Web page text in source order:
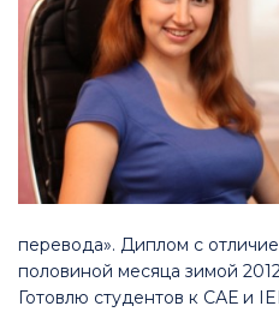
перевода». Диплом с
половиной месяца зимой
Готовлю студентов к САЕ и